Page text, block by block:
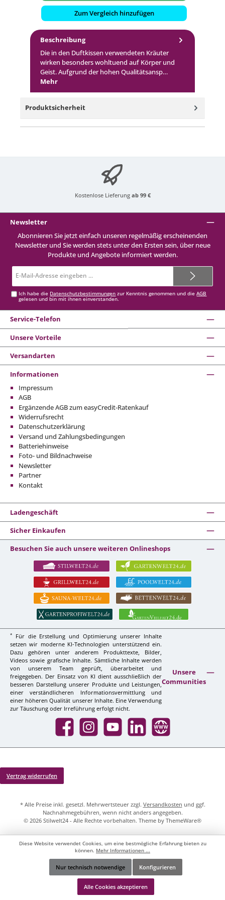
Zum Vergleich hinzufügen
Beschreibung
Die in den Duftkissen verwendeten Kräuter
wirken besonders wohltuend auf Körper und
Geist. Aufgrund der hohen Qualitätsansp…
Mehr
Produktsicherheit
Kostenlose Lieferung ab 99 €
Newsletter
Abonnieren Sie jetzt einfach unseren regelmäßig erscheinenden
Newsletter und Sie werden stets unter den Ersten sein, über neue
Produkte und Angebote informiert werden.
Mail-
Ich habe die Datenschutzbestimmungen zur Kenntnis genommen und dieAGB
gelesen und bin mit ihnen einverstanden.
Service-Telefon
Unsere Vorteile
Versandarten
Informationen
Impressum
AGB
Ergänzende AGB zum easyCredit-Ratenkauf
Widerrufsrecht
Datenschutzerklärung
Versand und Zahlungsbedingungen
Batteriehinweise
Foto- und Bildnachweise
Newsletter
Partner
Kontakt
Ladengeschäft
Sicher Einkaufen
Besuchen Sie auch unsere weiteren Onlineshops
*
Für die Erstellung und Optimierung unserer Inhalte
setzen wir moderne KI-Technologien unterstützend ein.
Dazu gehören unter anderem Produkttexte, Bilder,
Videos sowie grafische Inhalte. Sämtliche Inhalte werden
von unserem Team geprüft, überarbeitet und
freigegeben. Der Einsatz von KI dient ausschließlich der
besseren Darstellung unserer Produkte und Leistungen,
einer verständlicheren Informationsvermittlung und
einer höheren Qualität unserer Inhalte. Eine Verwendung
zur Täuschung oder Irreführung erfolgt nicht.
Unsere
Communities
Facebook InstagramYouTube LinkedIn Website
Vertrag widerrufen
* Alle Preise inkl. gesetzl. Mehrwertsteuer zzgl. Versandkosten und ggf.
Nachnahmegebühren, wenn nicht anders angegeben.
© 2026 Stilwelt24 - Alle Rechte vorbehalten. Theme by ThemeWare®
Werkzeugleiste anzeigen
Diese Website verwendet Cookies, um eine bestmögliche Erfahrung bieten zu
können. Mehr Informationen ...
Nur technisch notwendige Konfigurieren
Alle Cookies akzeptieren